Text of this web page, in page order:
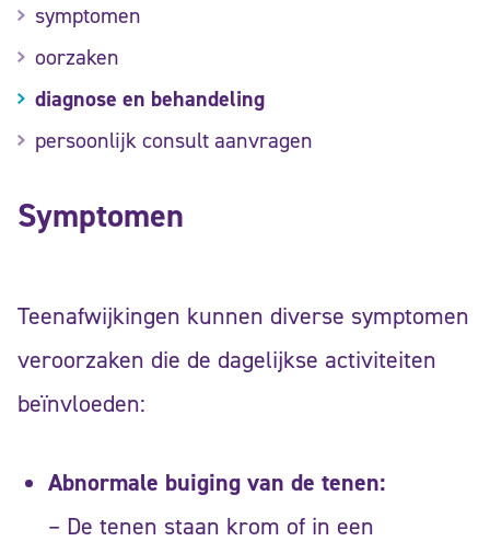
Symptomen
Teenafwijkingen kunnen diverse symptomen
veroorzaken die de dagelijkse activiteiten
beïnvloeden:
Abnormale buiging van de tenen:
– De tenen staan krom of in een
symptomen
oorzaken
diagnose en behandeling
persoonlijk consult aanvragen